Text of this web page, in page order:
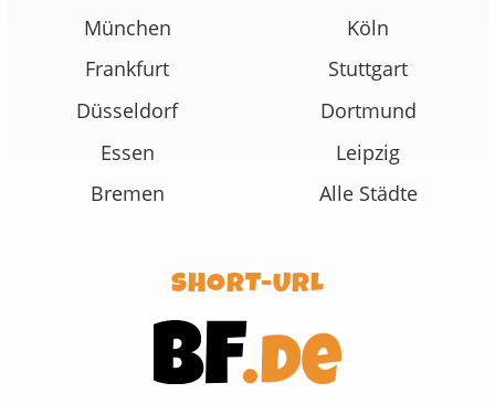
München
Köln
Frankfurt
Stuttgart
Düsseldorf
Dortmund
Essen
Leipzig
Bremen
Alle Städte
SHORT-URL